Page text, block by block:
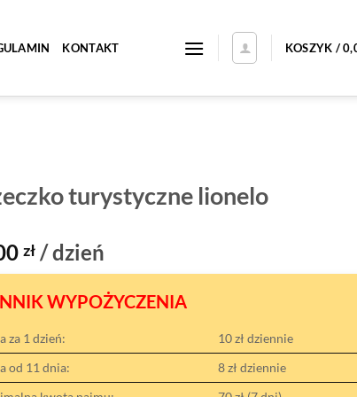
KONTAKT KOSZYK /
turystyczne lionelo
zł/ dzień
WYPOŻYCZENIA
za 1 dzień:
10 zł dziennie
od 11 dnia:
8 zł dziennie